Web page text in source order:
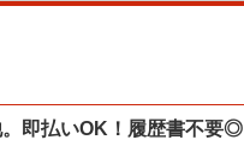
。即払いOK！履歴書不要◎